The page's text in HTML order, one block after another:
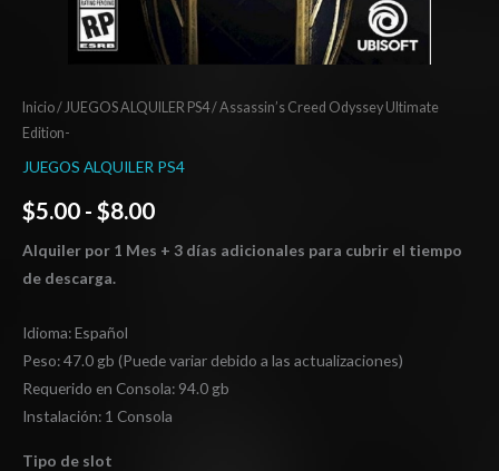
Inicio/ JUEGOS ALQUILER PS4/ Assassin’s Creed Odyssey Ultimate
Edition-
JUEGOS ALQUILER PS4
$5.00 - $8.00
Alquiler por 1 Mes + 3 días adicionales para cubrir el tiempo
de descarga.
Idioma: Español
Peso: 47.0 gb (Puede variar debido a las actualizaciones)
Requerido en Consola: 94.0 gb
Instalación: 1 Consola
Tipo de slot